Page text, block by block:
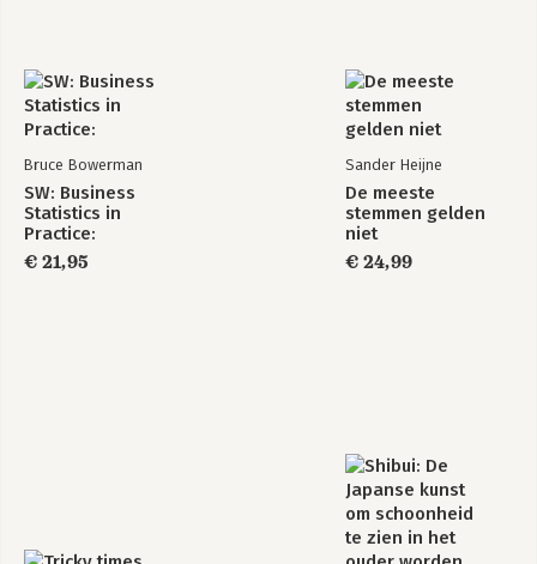
Bruce Bowerman
SW: Business
Statistics in
Practice:
€ 21,95
Sander Heijne
De meeste
stemmen gelden
niet
€ 24,99